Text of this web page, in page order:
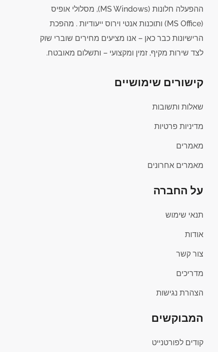
ההפעלה חלונות (MS Windows), מסלולי אופיס
(MS Office) ותוכנות אנטי וירוס ייעודיות . מהפכת
הרישיונות כבר כאן – אנו מציעים מחירים שוברי שוק
לצד שירות מקיף, זמין ומקצועי – ותשלום מאובטח.
קישורים שימושיים
שאלות ותשובות
מדיניות פרטיות
מאמרים
מאמרים אחרונים
על החברה
תנאי שימוש
אודות
צור קשר
מדריכים
הצהרת נגישות
המבוקשים
קודים לפורטנייט